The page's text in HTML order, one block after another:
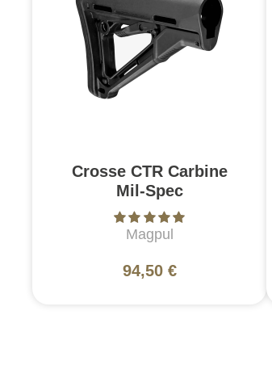
Crosse CTR Carbine
Mil-Spec
Magpul
94,50 €